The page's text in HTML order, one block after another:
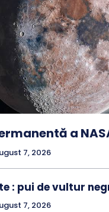
a
7, 2026
: pui de vultur
7, 2026